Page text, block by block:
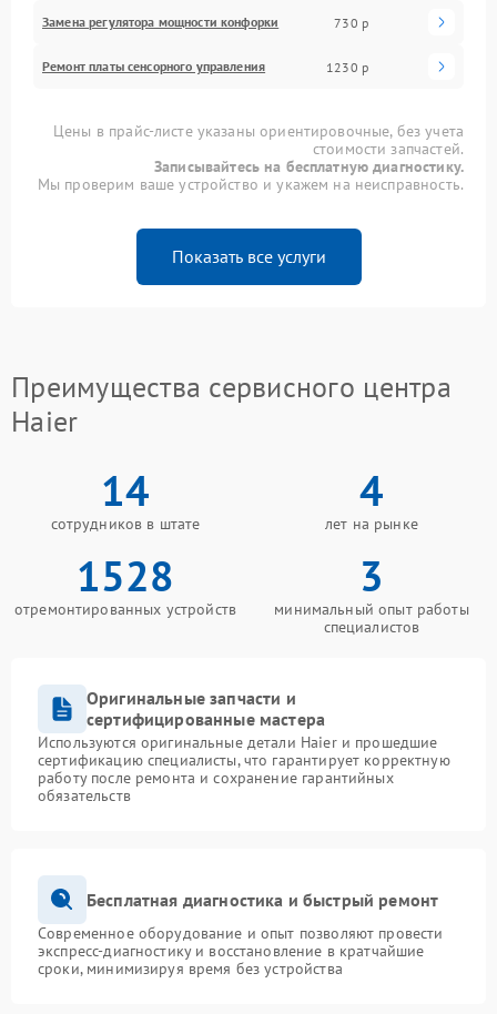
Замена регулятора мощности конфорки 730 р
Ремонт платы сенсорного управления 1230 р
Цены в прайс-листе указаны ориентировочные, без учета
стоимости запчастей.
Записывайтесь на бесплатную диагностику.
Мы проверим ваше устройство и укажем на неисправность.
Показать все услуги
Преимущества сервисного центра
Haier
14
сотрудников в штате
4
лет на рынке
1528
отремонтированных устройств
3
минимальный опыт работы
специалистов
Оригинальные запчасти и
сертифицированные мастера
Используются оригинальные детали Haier и прошедшие
сертификацию специалисты, что гарантирует корректную
работу после ремонта и сохранение гарантийных
обязательств
Бесплатная диагностика и быстрый ремонт
Современное оборудование и опыт позволяют провести
экспресс-диагностику и восстановление в кратчайшие
сроки, минимизируя время без устройства